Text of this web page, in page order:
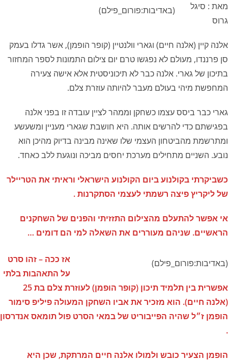
(באדיבות:פורום_פילם)
מאת : סיגל
גרוס
אלנה קיין (אלנה חיים) וגארי וולנטיין (קופר הופמן), אשר גדלו בעמק
סן פרננדו, מעולם לא נפגשו טרם יום צילום התמונות לספר המחזור
בתיכון של גארי. אלנה כבר לא תיכוניסטית אלא אישה צעירה
המחפשת מיהי בעולם מעבר להיותה עוזרת צלם.
גארי כבר ביסס עצמו כשחקן וממהר לציין עובדה זו בפני אלנה
בפגישתם כדי להרשים אותה. היא חושבת שגארי מעניין ומשעשע
ומתרשמת מהביטחון העצמי שלו שאינה מבינה בדיוק מהיכן הוא
נובע. השניים מתחילים מערכת יחסים מביכה ונוגעת ללב כאחד.
כשביקרתי בקולנוע ביום הקולנוע הישראלי וראיתי את הטריילר
של ליקריץ פיצה רשמתי לעצמי הסתקרנות .
אי אפשר להתעלם מהצילום התזזיתי והפנים של השחקנים
הראשיים. שניהם מעוררים את השאלה למי הם דומים …
(באדיבות:פורום_פילם)
אז ככה – זהו סרט
על התאהבות בלתי
אפשרית בין תלמיד תיכון (קופר הופמן) לעוזרת צלם בת 25
(אלנה חיים). הוא מזכיר את אביו השחקן המעולה פיליפ סימור
הופמן ז״ל שהיה הפייבוריט של במאי הסרט פול תומאס אנדרסון
.
הופמן הצעיר כובש ולמולו אלנה חיים המרתקת, שכן היא